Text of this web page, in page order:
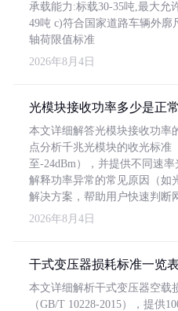
承载能力:标载30-35吨,最大允
49吨 c)符合国家道路车辆外廓
轴荷限值标准
2026年8月4日
光模块接收功率多少是正常
本文详细解答光模块接收功率
点分析千兆光模块的收光标准
至-24dBm），并提供不同速
解释功率异常的常见原因（如
解决方案，帮助用户快速判断
2026年8月4日
干式变压器损耗标准一览
本文详细解析干式变压器空载
（GB/T 10228-2015），提供